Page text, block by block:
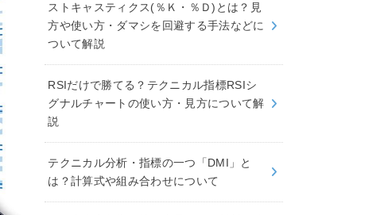
ストキャスティクス(％Ｋ・％Ｄ)とは？見
方や使い方・ダマシを回避する手法などに
ついて解説
RSIだけで勝てる？テクニカル指標RSIシ
グナルチャートの使い方・見方について解
説
テクニカル分析・指標の一つ「DMI」と
は？計算式や組み合わせについて